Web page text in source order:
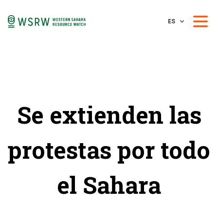
ES
Se extienden las
protestas por todo
el Sahara